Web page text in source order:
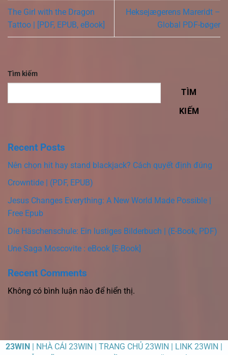
The Girl with the Dragon
Tattoo | [PDF, EPUB, eBook]
Heksejægerens Mareridt –
Global PDF-bøger
Tìm kiếm
TÌM
KIẾM
Recent Posts
Nên chọn hit hay stand blackjack? Cách quyết định đúng
Crowntide | (PDF, EPUB)
Jesus Changes Everything: A New World Made Possible |
Free Epub
Die Häschenschule: Ein lustiges Bilderbuch | (E-Book, PDF)
Une Saga Moscovite : eBook [E-Book]
Recent Comments
Không có bình luận nào để hiển thị.
23WIN | NHÀ CÁI 23WIN | TRANG CHỦ 23WIN | LINK 23WIN |